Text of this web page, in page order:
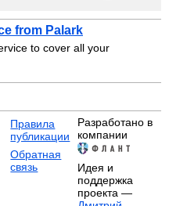
from Palark
to cover all your
Правила
публикации
Обратная
связь
Разработано в
компании
Идея и
поддержка
проекта —